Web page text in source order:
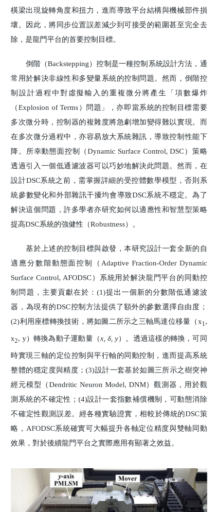
橫梁出現旋轉角度和扭力，進而導致平台結構與機械部件損
壞。因此，將同步位置誤差減少到可接受的範圍甚至完全去
除，是龍門平台的首要控制目標。
倒階（Backstepping）控制是一種控制系統設計方法，通
常用於解決非線性和多變量系統的控制問題。然而，倒階控
制設計過程中對虛擬輸入的重複微分將產生「項數爆炸
（Explosion of Terms）問題」，亦即當系統的控制目標需要
多次微分時，控制器的複雜度將急劇增加變得難以實現。而
在多次微分過程中，亦容易放大系統雜訊，導致控制性能下
降。所幸動態面控制（Dynamic Surface Control, DSC）策略
透過引入一個低通濾波器可以巧妙地解決此問題。然而，在
設計DSC系統之前，需掌握詳細的受控體數學模型，否則系
統參數變化和外部雜訊干擾均會導致DSC系統不穩定。為了
解決這個問題，許多學者亦研究如何以適應性和智慧型策略
提高DSC系統的強健性（Robustness）。
基於上述的控制目標與啟發，本研究設計一套全新的自
適應分數階動態面控制（Adaptive Fraction-Order Dynamic
Surface Control, AFODSC）系統用於解決龍門平台的同動控
制問題，主要貢獻在於：(1)提出一個新的分數階低通濾波
器，為現有的DSC控制方法提供了額外的參數選擇自由度；
(2)利用座標轉換技術，將如圖二所示之三軸馬達位移量（x1 ,
x2, y）轉換為動子運動量（x, δ, y）。透過這樣的轉換，可同
時實現三軸的定位控制與平行軸的同動控制，進而提高系統
整體的穩定度與精度；(3)設計一套基於如圖三所示之樹突神
經元模型（Dendritic Neuron Model, DNM）觀測器，用於觀
測系統的不確定性；(4)設計一套指數補償機制，可動態消除
不確定性觀測誤差。經各種實驗證實，相較於傳統的DSC策
略，AFODSC系統確實可大幅提升各軸定位精度與雙軸同動
效果，對於後續龍門平台之實際應用有顯著之效益。